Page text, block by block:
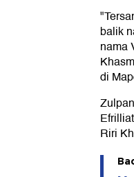
balik
nama
di
Riri